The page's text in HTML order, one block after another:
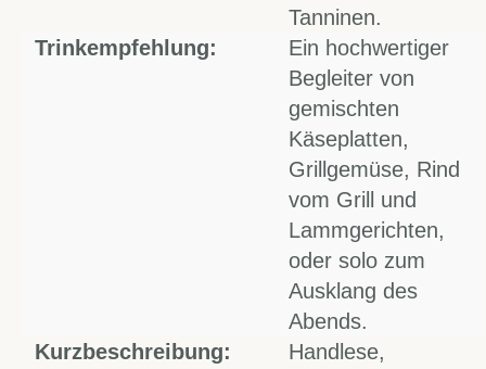
Tanninen.
Trinkempfehlung:
Ein hochwertiger
Begleiter von
gemischten
Käseplatten,
Grillgemüse, Rind
vom Grill und
Lammgerichten,
oder solo zum
Ausklang des
Abends.
Kurzbeschreibung:
Handlese,